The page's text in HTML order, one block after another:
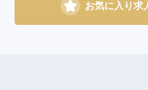
お気に入り求